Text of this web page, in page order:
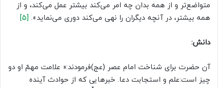
متواضع‌تر و از همه بدان چه امر مى‌کند بیشتر عمل مى‌کند، و از
همه بیشتر، در آنچه دیگران را نهى مى‌کند دورى مى‌نماید». [۵]
دانش:
آن حضرت برای شناخت امام عصر (عج)فرمودند:« علامت مهمّ‌ او دو
چیز است:علم و استجابت دعا. خبرهایى که از حوادث آینده